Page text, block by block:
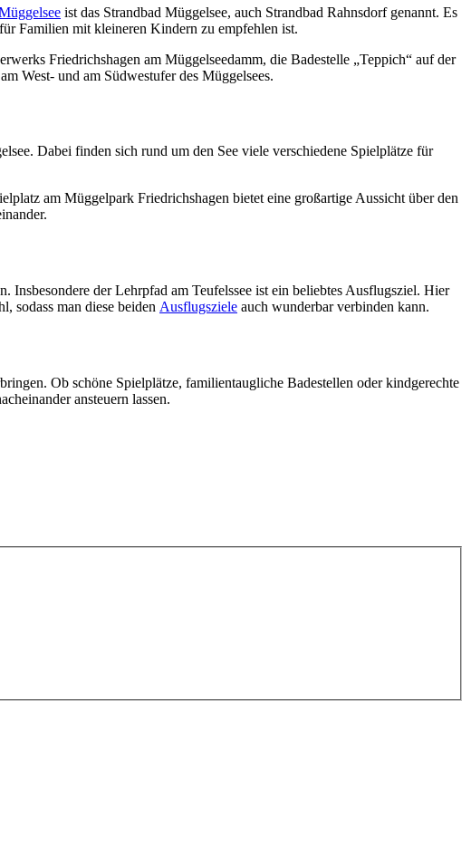
ist das Strandbad Müggelsee, auch Strandbad Rahnsdorf genannt. Es
Familien mit kleineren Kindern zu empfehlen ist.
Friedrichshagen am Müggelseedamm, die Badestelle „Teppich“ auf der
West- und am Südwestufer des Müggelsees.
Dabei finden sich rund um den See viele verschiedene Spielplätze für
am Müggelpark Friedrichshagen bietet eine großartige Aussicht über den
der Lehrpfad am Teufelssee ist ein beliebtes Ausflugsziel. Hier
sodass man diese beiden Ausflugsziele auch wunderbar verbinden kann.
Ob schöne Spielplätze, familientaugliche Badestellen oder kindgerechte
ansteuern lassen.